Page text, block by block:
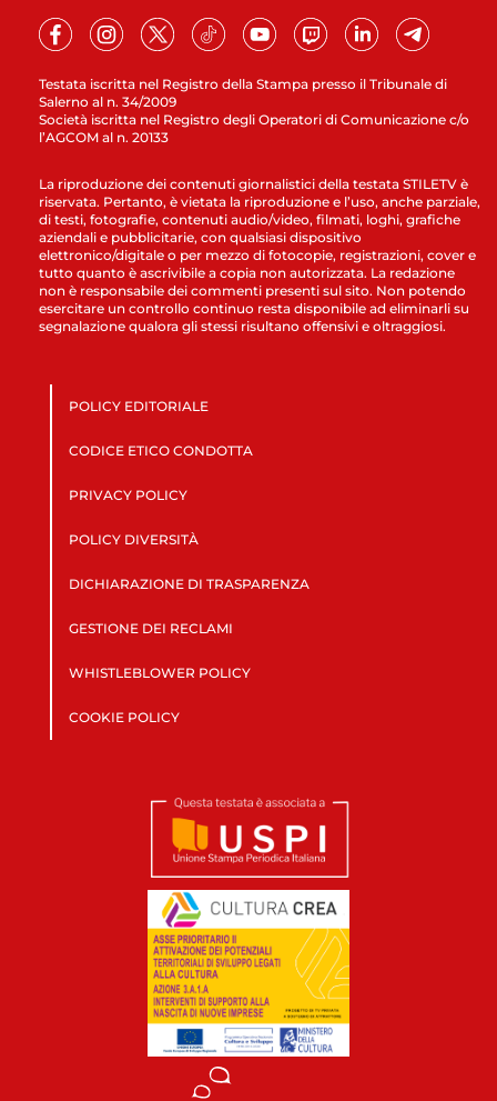
Testata iscritta nel Registro della Stampa presso il Tribunale di
Salerno al n. 34/2009
Società iscritta nel Registro degli Operatori di Comunicazione c/o
l’AGCOM al n. 20133
La riproduzione dei contenuti giornalistici della testata STILETV è
riservata. Pertanto, è vietata la riproduzione e l’uso, anche parziale,
di testi, fotografie, contenuti audio/video, filmati, loghi, grafiche
aziendali e pubblicitarie, con qualsiasi dispositivo
elettronico/digitale o per mezzo di fotocopie, registrazioni, cover e
tutto quanto è ascrivibile a copia non autorizzata. La redazione
non è responsabile dei commenti presenti sul sito. Non potendo
esercitare un controllo continuo resta disponibile ad eliminarli su
segnalazione qualora gli stessi risultano offensivi e oltraggiosi.
POLICY EDITORIALE
CODICE ETICO CONDOTTA
PRIVACY POLICY
POLICY DIVERSITÀ
DICHIARAZIONE DI TRASPARENZA
GESTIONE DEI RECLAMI
WHISTLEBLOWER POLICY
COOKIE POLICY